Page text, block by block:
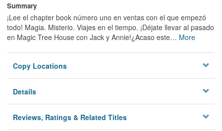
Summary
¡Lee el chapter book número uno en ventas con el que empezó
todo! Magia. Misterio. Viajes en el tiempo. ¡Déjate llevar al pasado
en Magic Tree House con Jack y Annie!¿Acaso este… More
Copy Locations
Details
Reviews, Ratings & Related Titles